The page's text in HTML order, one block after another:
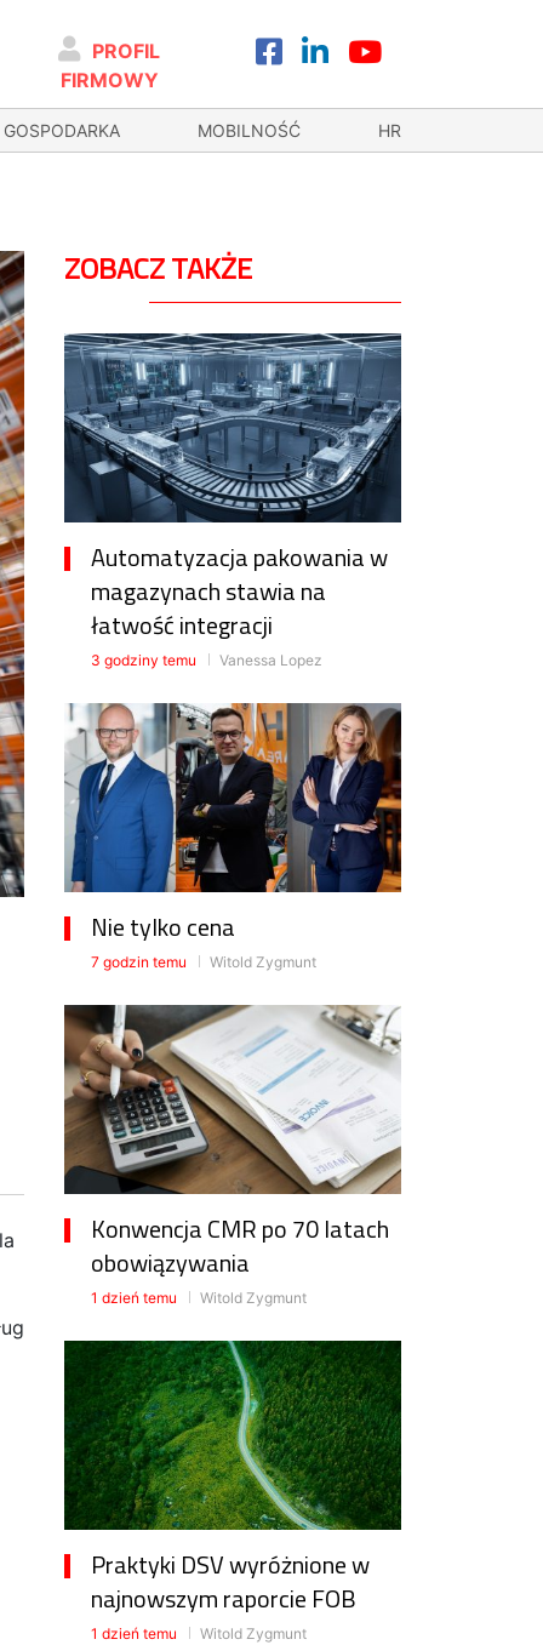
PROFIL
FIRMOWY
GOSPODARKA MOBILNOŚĆ HR
ZOBACZ TAKŻE
Automatyzacja pakowania w
magazynach stawia na
łatwość integracji
3 godziny temu Vanessa Lopez
Nie tylko cena
7 godzin temu Witold Zygmunt
Konwencja CMR po 70 latach
obowiązywania
1 dzień temu Witold Zygmunt
Praktyki DSV wyróżnione w
najnowszym raporcie FOB
1 dzień temu Witold Zygmunt